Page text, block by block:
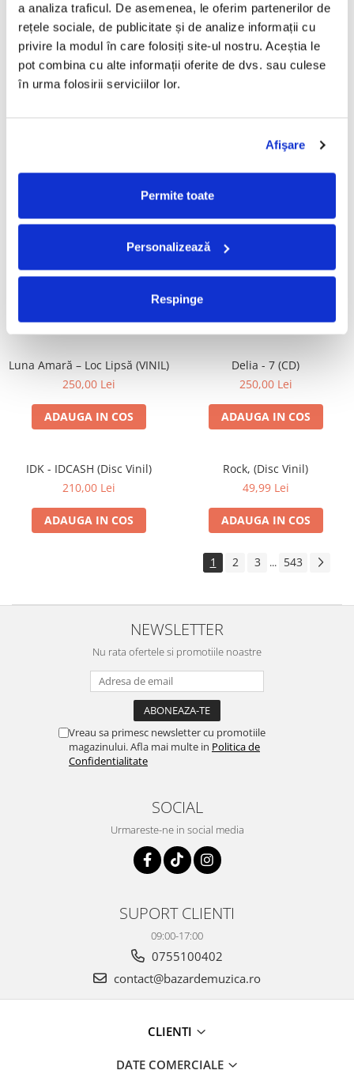
a analiza traficul. De asemenea, le oferim partenerilor de
rețele sociale, de publicitate și de analize informații cu
privire la modul în care folosiți site-ul nostru. Aceștia le
pot combina cu alte informații oferite de dvs. sau culese
în urma folosirii serviciilor lor.
Afişare
Permite toate
Personalizează
Respinge
Mădălina Manole - Dulce De
Tot, (CD)
99,99 Lei
ADAUGA IN COS
Taraful de la Vărbilău –
Povestea de la Vărbilău – -
Electrecord, (Disc Vinil)
189,00 Lei
50,00 Lei
Cargo- Spiritus Sanctus (Editie
150,00 Lei
Vița De Vie – În Corzi (Live
220,00 Lei
Luna Amară – Loc Lipsă (VINIL)
250,00 Lei
ADAUGA IN COS
Delia - 7 (CD)
250,00 Lei
ADAUGA IN COS
IDK - IDCASH (Disc Vinil)
210,00 Lei
ADAUGA IN COS
Rock, (Disc Vinil)
49,99 Lei
ADAUGA IN COS
1 2 3 ... 543
NEWSLETTER
Nu rata ofertele si promotiile noastre
Vreau sa primesc newsletter cu promotiile
magazinului. Afla mai multe in Politica de
Confidentialitate
SOCIAL
Urmareste-ne in social media
SUPORT CLIENTI
09:00-17:00
0755100402
contact@bazardemuzica.ro
CLIENTI
DATE COMERCIALE